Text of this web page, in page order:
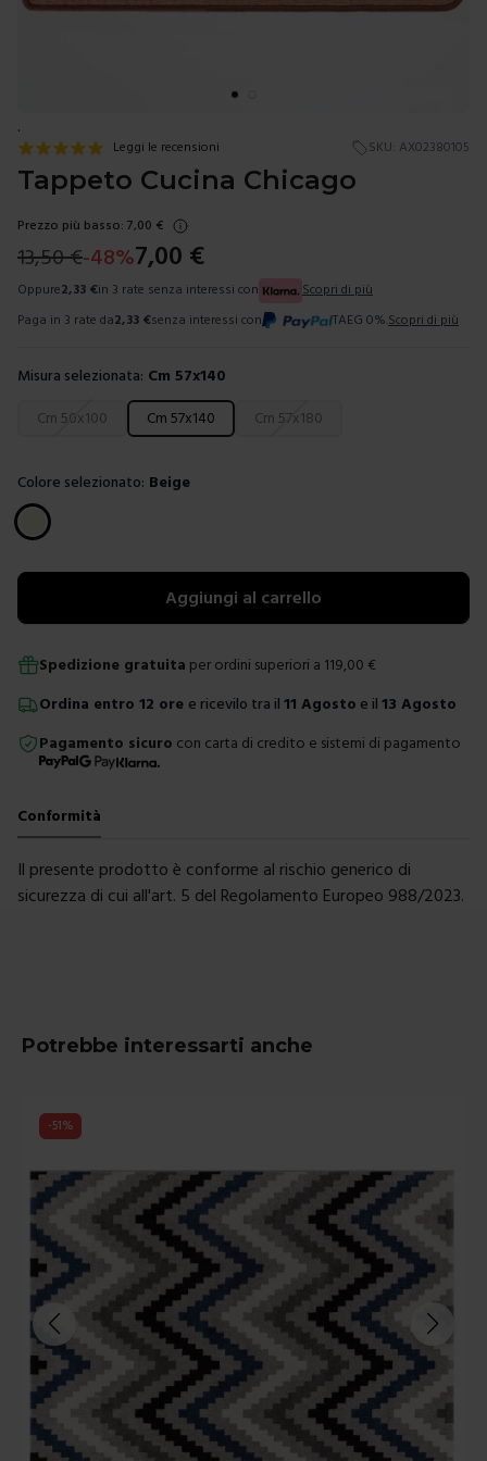
.
Leggi le recensioni SKU: AX02380105
Tappeto Cucina Chicago
Prezzo più basso: 7,00 €
13,50€-48%7,00 €
Oppure2,33 €in 3 rate senza interessi con
Scopri di più
Paga in 3 rate da2,33 €senza interessi con TAEG 0%. Scopri di più
Misura selezionata: Cm 57x140
Scegli una misura
Cm 50x100 Cm 57x140 Cm 57x180
Colore selezionato: Beige
Scegli un colore
Aggiungi al carrello
Spedizione gratuita per ordini superiori a 119,00 €
Ordina entro 12 ore e ricevilo tra il 11 Agosto e il 13 Agosto
Pagamento sicuro con carta di credito e sistemi di pagamento
Conformità
Il presente prodotto è conforme al rischio generico di
sicurezza di cui all'art. 5 del Regolamento Europeo 988/2023.
Potrebbe interessarti anche
-51%